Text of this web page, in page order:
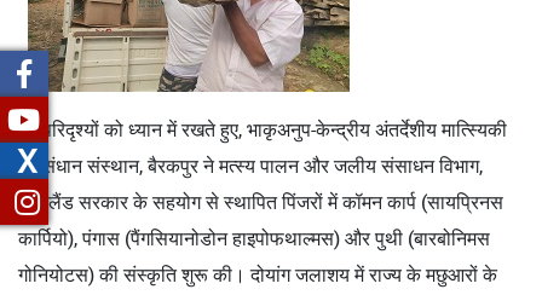
इन परिदृश्यों को ध्यान में रखते हुए, भाकृअनुप-केन्द्रीय अंतर्देशीय मात्स्यिकी
अनुसंधान संस्थान, बैरकपुर ने मत्स्य पालन और जलीय संसाधन विभाग,
नागालैंड सरकार के सहयोग से स्थापित पिंजरों में कॉमन कार्प (सायप्रिनस
कार्पियो), पंगास (पैंगसियानोडोन हाइपोफथाल्मस) और पुथी (बारबोनिमस
गोनियोटस) की संस्कृति शुरू की। दोयांग जलाशय में राज्य के मछुआरों के
X